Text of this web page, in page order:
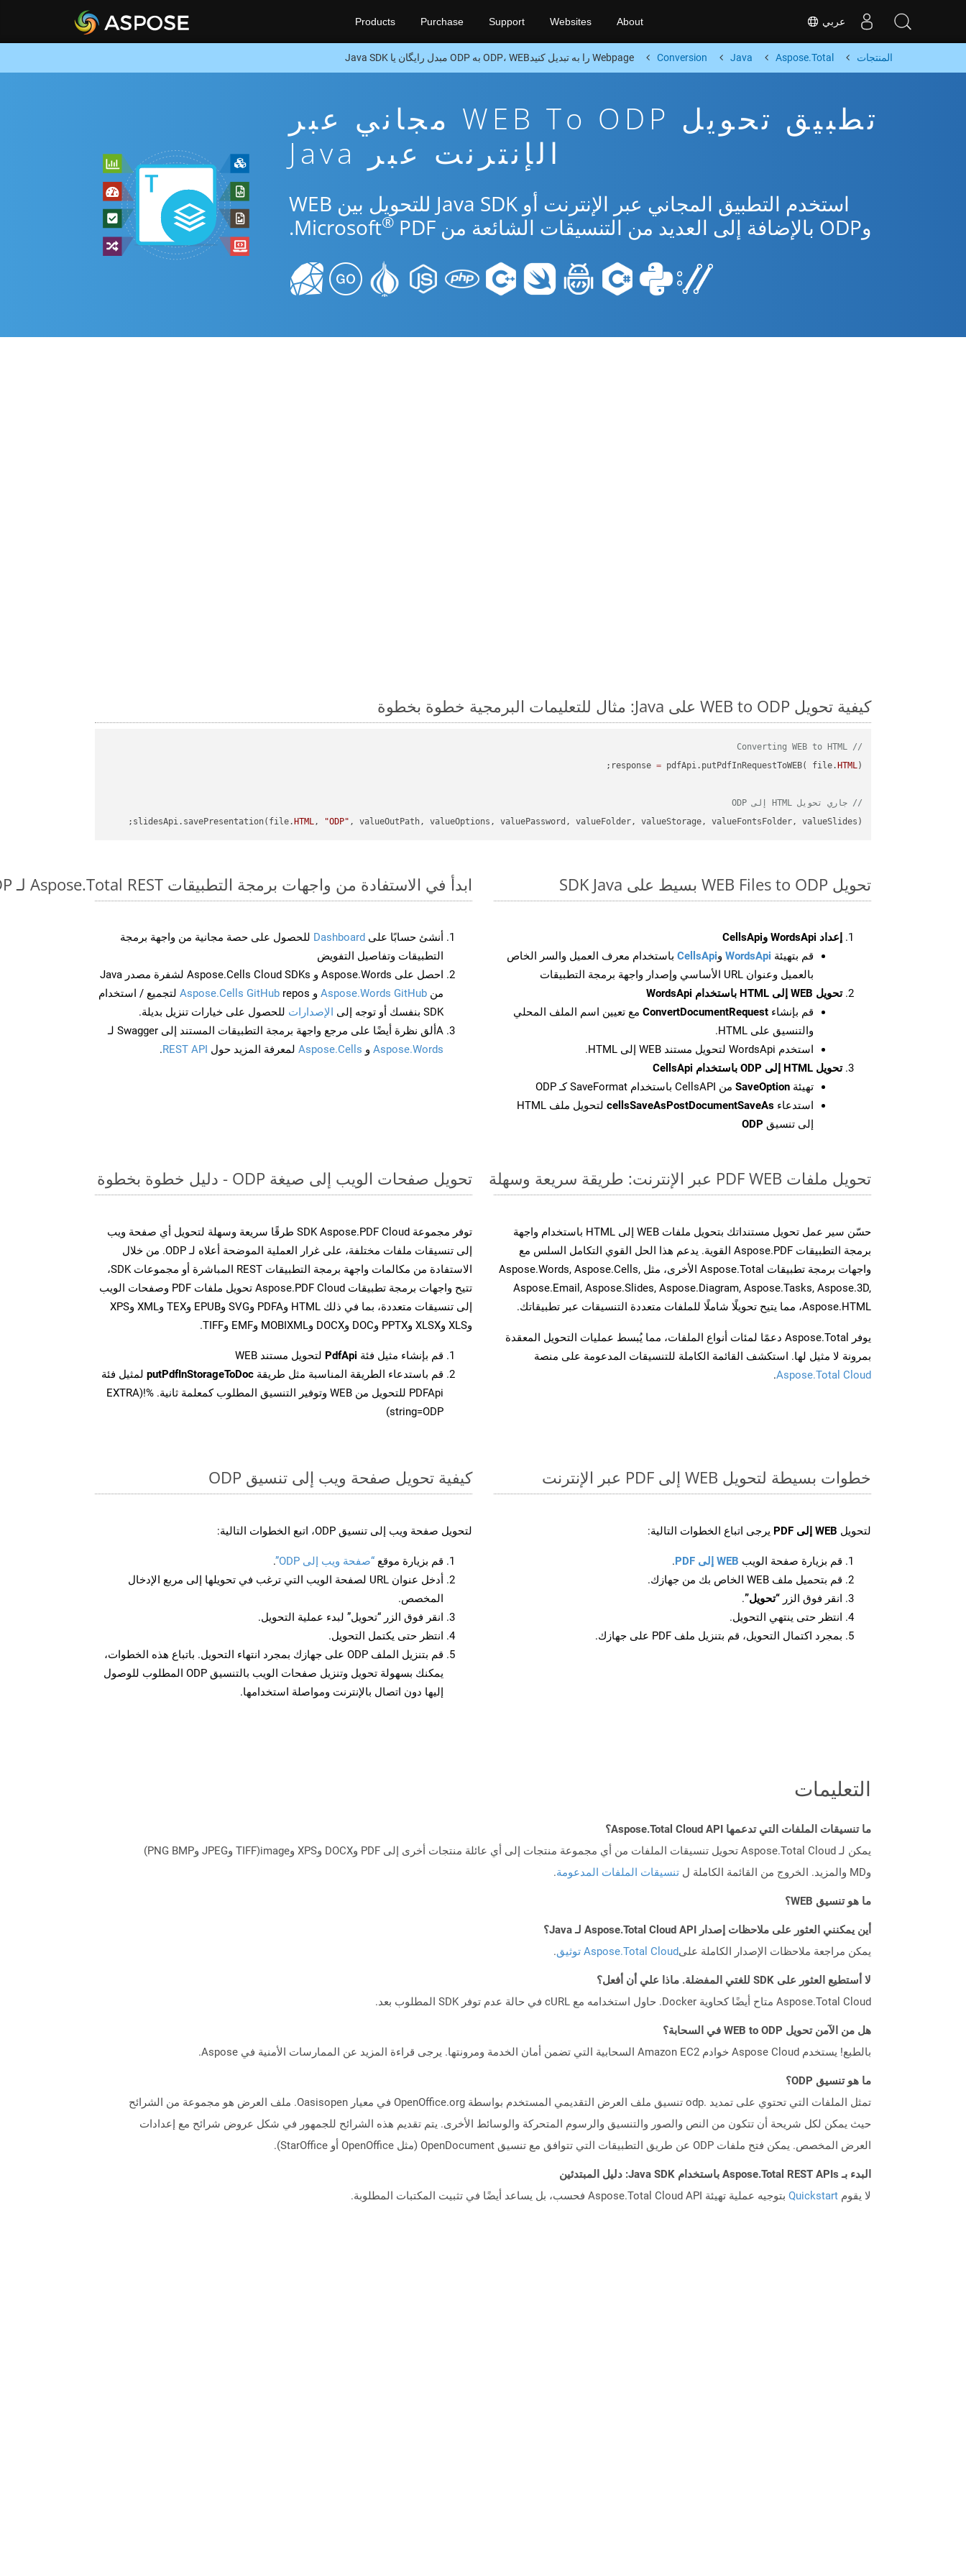
عربي Products Purchase Support Websites About
المنتجات Aspose.Total
Java
Conversion Webpage را به تبدیل کنیدODP، WEB به ODP مبدل رایگان یا Java SDK
تطبيق تحويل WEB To ODP مجاني عبر
الإنترنت عبر Java
استخدم التطبيق المجاني عبر الإنترنت أو Java SDK للتحويل بين WEB
وODP بالإضافة إلى العديد من التنسيقات الشائعة من Microsoft
® PDF.
كيفية تحويل WEB to ODP على Java: مثال للتعليمات البرمجية خطوة بخطوة
// Converting WEB to HTML
response = pdfApi.putPdfInRequestToWEB( file. HTML
// جاري تحويل HTML إلى ODP
slidesApi.savePresentation(file. HTML, "ODP" , valueOutPath, valueOptions, valuePassword, valueFolder, valueStorage, valueFontsFolder, valueSlides);
تحويل WEB Files to ODP بسيط على SDK Java
إعداد WordsApi وCellsApi
قم بتهيئة WordsApi وCellsApi باستخدام معرف العميل والسر الخاص
بالعميل وعنوان URL الأساسي وإصدار واجهة برمجة التطبيقات
تحويل WEB إلى HTML باستخدام WordsApi
قم بإنشاء ConvertDocumentRequest مع تعيين اسم الملف المحلي
والتنسيق على HTML.
استخدم WordsApi لتحويل مستند WEB إلى HTML.
تحويل HTML إلى ODP باستخدام CellsApi
تهيئة SaveOption من CellsAPI باستخدام SaveFormat كـ ODP
استدعاء cellsSaveAsPostDocumentSaveAs
لتحويل ملف HTML
إلى تنسيق ODP
ابدأ في الاستفادة من واجهات برمجة التطبيقات Aspose.Total REST لـ WEB to ODP
أنشئ حسابًا على Dashboard للحصول على حصة مجانية من واجهة برمجة
التطبيقات وتفاصيل التفويض
احصل على Aspose.Words و Aspose.Cells Cloud SDKs لشفرة مصدر Java
من Aspose.Words GitHub و Aspose.Cells GitHub repos لتجميع / استخدام
SDK بنفسك أو توجه إلى
الإصدارات للحصول على خيارات تنزيل بديلة.
Aألق نظرة أيضًا على مرجع واجهة برمجة التطبيقات المستند إلى Swagger لـ
Aspose.Words و Aspose.Cells لمعرفة المزيد حول REST API
.
تحويل ملفات PDF WEB عبر الإنترنت: طريقة سريعة وسهلة
حسّن سير عمل تحويل مستنداتك بتحويل ملفات WEB إلى HTML باستخدام واجهة
برمجة التطبيقات Aspose.PDF القوية. يدعم هذا الحل القوي التكامل السلس مع
واجهات برمجة تطبيقات Aspose.Total الأخرى، مثل Aspose.Words, Aspose.Cells,
Aspose.Email, Aspose.Slides, Aspose.Diagram, Aspose.Tasks, Aspose.3D,
Aspose.HTML، مما يتيح تحويلًا شاملًا للملفات متعددة التنسيقات عبر تطبيقاتك.
يوفر Aspose.Total دعمًا لمئات أنواع الملفات، مما يُبسط عمليات التحويل المعقدة
بمرونة لا مثيل لها. استكشف القائمة الكاملة للتنسيقات المدعومة على منصة
Aspose.Total Cloud
.
تحويل صفحات الويب إلى صيغة ODP - دليل خطوة بخطوة
توفر مجموعة SDK Aspose.PDF Cloud طرقًا سريعة وسهلة لتحويل أي صفحة ويب
إلى تنسيقات ملفات مختلفة، على غرار العملية الموضحة أعلاه لـ ODP. من خلال
الاستفادة من مكالمات واجهة برمجة التطبيقات REST المباشرة أو مجموعات SDK،
تتيح واجهات برمجة تطبيقات Aspose.PDF Cloud تحويل ملفات PDF وصفحات الويب
إلى تنسيقات متعددة، بما في ذلك HTML وPDFA وSVG وEPUB وTEX وXML وXPS
وXLS وXLSX وPPTX وDOC وDOCX وMOBIXML وEMF وTIFF.
قم بإنشاء مثيل فئة PdfApi لتحويل مستند WEB
قم باستدعاء الطريقة المناسبة مثل طريقة putPdfInStorageToDoc لمثيل فئة
PDFApi للتحويل من WEB وتوفير التنسيق المطلوب كمعلمة ثانية. %!(EXTRA
string=ODP)
خطوات بسيطة لتحويل WEB إلى PDF عبر الإنترنت
لتحويل WEB إلى PDF يرجى اتباع الخطوات التالية:
قم بزيارة صفحة الويب WEB إلى PDF
.
قم بتحميل ملف WEB الخاص بك من جهازك.
انقر فوق الزر “تحويل”.
انتظر حتى ينتهي التحويل.
بمجرد اكتمال التحويل، قم بتنزيل ملف PDF على جهازك.
كيفية تحويل صفحة ويب إلى تنسيق ODP
لتحويل صفحة ويب إلى تنسيق ODP، اتبع الخطوات التالية:
قم بزيارة موقع “صفحة ويب إلى ODP”
.
أدخل عنوان URL لصفحة الويب التي ترغب في تحويلها إلى مربع الإدخال
المخصص.
انقر فوق الزر “تحويل” لبدء عملية التحويل.
انتظر حتى يكتمل التحويل.
قم بتنزيل الملف ODP على جهازك بمجرد انتهاء التحويل. باتباع هذه الخطوات،
يمكنك بسهولة تحويل وتنزيل صفحات الويب بالتنسيق ODP المطلوب للوصول
إليها دون اتصال بالإنترنت ومواصلة استخدامها.
التعليمات
ما تنسيقات الملفات التي تدعمها Aspose.Total Cloud API؟
يمكن لـ Aspose.Total Cloud تحويل تنسيقات الملفات من أي مجموعة منتجات إلى أي عائلة منتجات أخرى إلى PDF وDOCX وXPS وimage(TIFF وJPEG وPNG BMP)
وMD والمزيد. الخروج من القائمة الكاملة ل
تنسيقات الملفات المدعومة.
ما هو تنسيق WEB؟
أين يمكنني العثور على ملاحظات إصدار Aspose.Total Cloud API لـ Java؟
يمكن مراجعة ملاحظات الإصدار الكاملة علىAspose.Total Cloud توثيق .
لا أستطيع العثور على SDK للغتي المفضلة. ماذا علي أن أفعل؟
Aspose.Total Cloud متاح أيضًا كحاوية Docker. حاول استخدامه مع cURL في حالة عدم توفر SDK المطلوب بعد.
هل من الآمن تحويل WEB to ODP في السحابة؟
بالطبع! يستخدم Aspose Cloud خوادم Amazon EC2 السحابية التي تضمن أمان الخدمة ومرونتها. يرجى قراءة المزيد عن الممارسات الأمنية في Aspose.
ما هو تنسيق ODP؟
تمثل الملفات التي تحتوي على تمديد .odp تنسيق ملف العرض التقديمي المستخدم بواسطة OpenOffice.org في معيار Oasisopen. ملف العرض هو مجموعة من الشرائح
حيث يمكن لكل شريحة أن تتكون من النص والصور والتنسيق والرسوم المتحركة والوسائط الأخرى. يتم تقديم هذه الشرائح للجمهور في شكل عروض شرائح مع إعدادات
العرض المخصص. يمكن فتح ملفات ODP عن طريق التطبيقات التي تتوافق مع تنسيق OpenDocument (مثل OpenOffice أو StarOffice).
البدء بـ Aspose.Total REST APIs باستخدام Java SDK: دليل المبتدئين
لا يقوم Quickstart بتوجيه عملية تهيئة Aspose.Total Cloud API فحسب، بل يساعد أيضًا في تثبيت المكتبات المطلوبة.